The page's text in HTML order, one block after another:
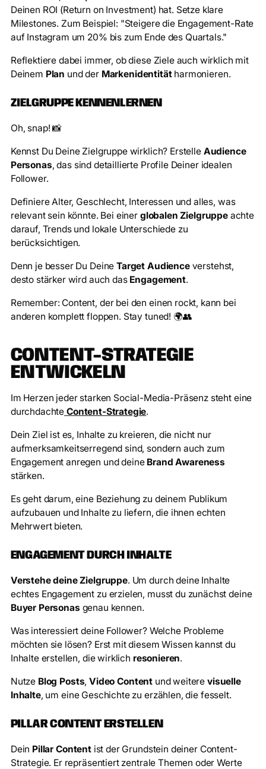
Deinen ROI (Return on Investment) hat. Setze klare
Milestones. Zum Beispiel: "Steigere die Engagement-Rate
auf Instagram um 20% bis zum Ende des Quartals."
Reflektiere dabei immer, ob diese Ziele auch wirklich mit
Deinem Plan und der Markenidentitätharmonieren.
ZIELGRUPPE KENNENLERNEN
Oh, snap! 📸
Kennst Du Deine Zielgruppe wirklich? Erstelle Audience
Personas, das sind detaillierte Profile Deiner idealen
Follower.
Definiere Alter, Geschlecht, Interessen und alles, was
relevant sein könnte. Bei einer globalen Zielgruppeachte
darauf, Trends und lokale Unterschiede zu
berücksichtigen.
Denn je besser Du DeineTarget Audienceverstehst,
desto stärker wird auch das Engagement.
Remember: Content, der bei den einen rockt, kann bei
anderen komplett floppen. Stay tuned! 🌍👥
CONTENT-STRATEGIE
ENTWICKELN
Im Herzen jeder starken Social-Media-Präsenz steht eine
durchdachte Content-Strategie.
Dein Ziel ist es, Inhalte zu kreieren, die nicht nur
aufmerksamkeitserregend sind, sondern auch zum
Engagement anregen und deine Brand Awareness
stärken.
Es geht darum, eine Beziehung zu deinem Publikum
aufzubauen und Inhalte zu liefern, die ihnen echten
Mehrwert bieten.
ENGAGEMENT DURCH INHALTE
Verstehe deine Zielgruppe. Um durch deine Inhalte
echtes Engagement zu erzielen, musst du zunächst deine
Buyer Personas genau kennen.
Was interessiert deine Follower? Welche Probleme
möchten sie lösen? Erst mit diesem Wissen kannst du
Inhalte erstellen, die wirklich resonieren.
Nutze Blog Posts,Video Content und weiterevisuelle
Inhalte, um eine Geschichte zu erzählen, die fesselt.
PILLAR CONTENT ERSTELLEN
Dein Pillar Contentist der Grundstein deiner Content-
Strategie. Er repräsentiert zentrale Themen oder Werte